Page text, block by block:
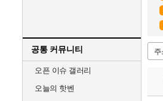
공통 커뮤니티
오픈 이슈 갤러리
오늘의 핫벤
주